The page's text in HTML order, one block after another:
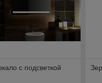
с подсветкой